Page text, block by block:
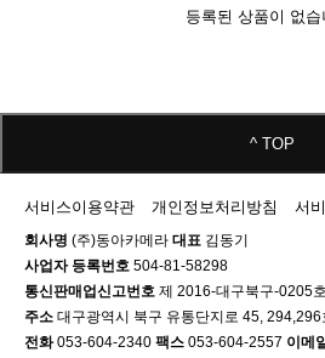
등록된 상품이 없습
^ TOP
서비스이용약관 개인정보처리방침 서
회사명 (주)동아카메라 대표 김동기
사업자 등록번호 504-81-58298
통신판매업신고번호 제 2016-대구북구-0205호
주소 대구광역시 북구 유통단지로 45,
전화053-604-2340 팩스 053-604-2557 이메